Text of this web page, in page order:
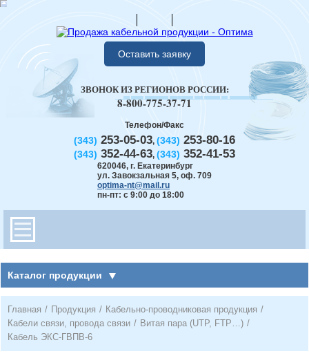
Оставить заявку
Телефон/Факс
(343) 253-05-03, (343) 253-80-16
(343) 352-44-63, (343) 352-41-53
620046, г. Екатеринбург
ул. Завокзальная 5, оф. 709
optima-nt@mail.ru
пн-пт: с 9:00 до 18:00
ЗВОНОК ИЗ РЕГИОНОВ РОССИИ:
8-800-775-37-71
Каталог продукции
Главная / Продукция / Кабельно-проводниковая продукция /
Кабели связи, провода связи / Витая пара (UTP, FTP…) /
Кабель ЭКС-ГВПВ-6